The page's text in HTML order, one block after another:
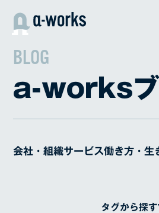
BLOG
a-worksブ
会社・組織サービス働き方・生
タグから探す